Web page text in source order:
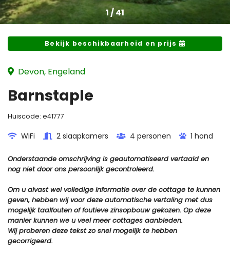
1/41
Bekijk beschikbaarheid en prijs
Devon, Engeland
Barnstaple
Huiscode: e41777
WiFi 2 slaapkamers 4 personen 1 hond
Onderstaande omschrijving is geautomatiseerd vertaald en
nog niet door ons persoonlijk gecontroleerd.
Om u alvast wel volledige informatie over de cottage te kunnen
geven, hebben wij voor deze automatische vertaling met dus
mogelijk taalfouten of foutieve zinsopbouw gekozen. Op deze
manier kunnen we u veel meer cottages aanbieden.
Wij proberen deze tekst zo snel mogelijk te hebben
gecorrigeerd.